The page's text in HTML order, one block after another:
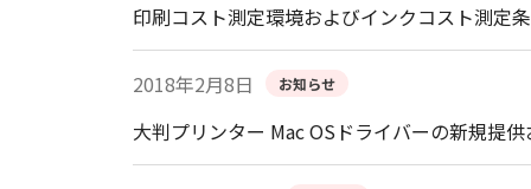
印刷コスト測定環境およびインクコスト測定
2018年2月8日 お知らせ
大判プリンター Mac OSドライバーの新規提